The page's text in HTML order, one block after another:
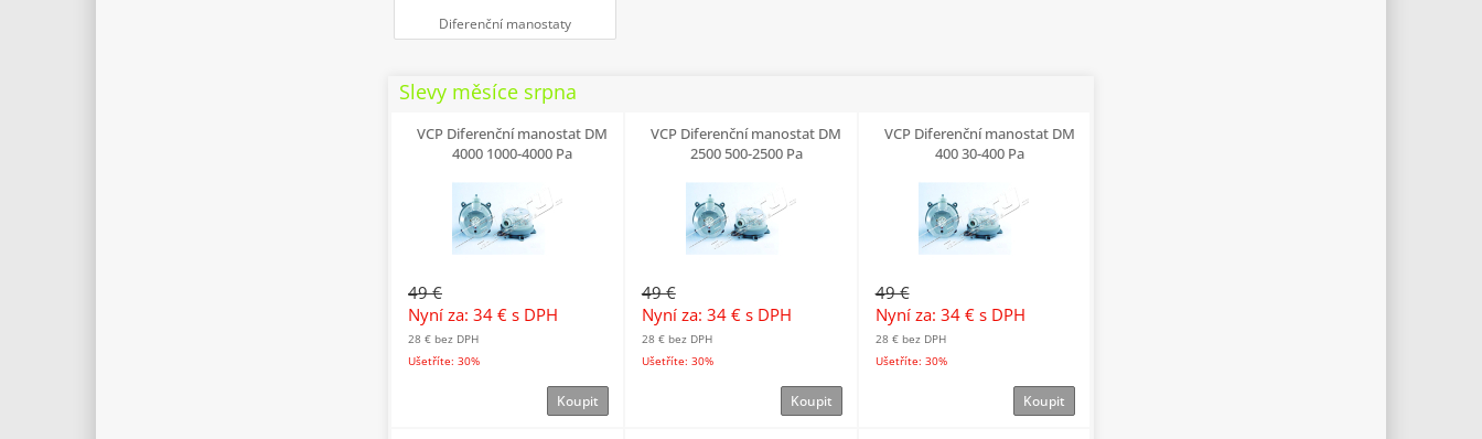
Diferenční manostaty
Slevy měsíce srpna
VCP Diferenční manostat DM
4000 1000-4000 Pa
49 €
Nyní za: 34 € s DPH
28 € bez DPH
Ušetříte: 30%
Koupit
VCP Diferenční manostat DM
2500 500-2500 Pa
49 €
Nyní za: 34 € s DPH
28 € bez DPH
Ušetříte: 30%
Koupit
VCP Diferenční manostat DM
400 30-400 Pa
49 €
Nyní za: 34 € s DPH
28 € bez DPH
Ušetříte: 30%
Koupit